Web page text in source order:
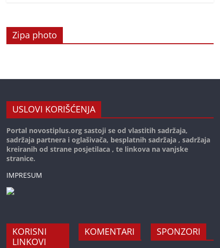
Zipa photo
USLOVI KORIŠĆENJA
Portal novostiplus.org sastoji se od vlastitih sadržaja,
sadržaja partnera i oglašivača, besplatnih sadržaja , sadržaja
kreiranih od strane posjetilaca , te linkova na vanjske
stranice.
IMPRESUM
KORISNI
LINKOVI
KOMENTARI SPONZORI